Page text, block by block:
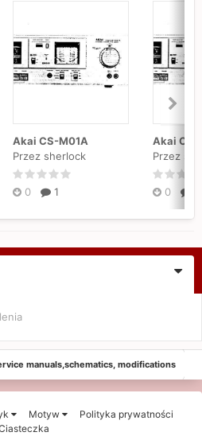
Akai CS-M01A
Przez sherlock
0 1
Akai CS-
Przez
0
manuals,schematics, modifications
Motyw
Polityka prywatności